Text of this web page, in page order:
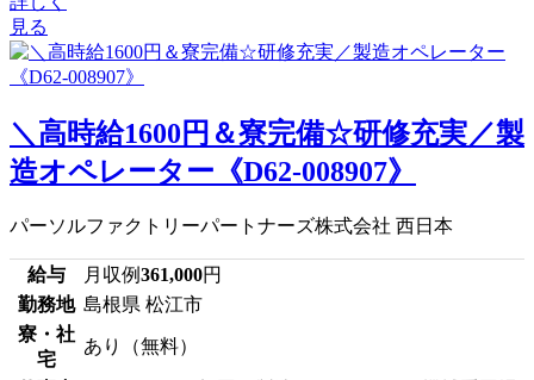
見る
＼高時給1600円＆寮完備☆研修充実／製
造オペレーター《D62-008907》
パーソルファクトリーパートナーズ株式会社 西日本
給与 月収例361,000円
勤務地 島根県 松江市
寮・社
宅
あり（無料）